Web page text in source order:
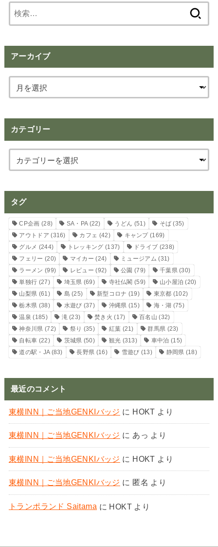
索:
アーカイブ
カテゴリー
タグ
CP企画 (28) SA・PA(22) うどん (51) そば (35)
アウトドア (316) カフェ (42) キャンプ(169)
グルメ (244) トレッキング (137) ドライブ (238)
フェリー (20) マイカー (24) ミュージアム (31)
ラーメン (99) レビュー (92) 公園 (79) 千葉県(30)
単独行 (27) 埼玉県 (69) 寺社仏閣 (59) 山小屋泊 (20)
山梨県 (61) 島 (25) 新型コロナ (19) 東京都 (102)
栃木県 (38) 水遊び (37) 沖縄県 (15) 海・湖 (75)
温泉 (185) 滝(23) 焚き火 (17) 百名山 (32)
神奈川県 (72) 祭り (35) 紅葉 (21) 群馬県 (23)
自転車 (22) 茨城県 (50) 観光 (313) 車中泊 (15)
道の駅・JA(83) 長野県 (16) 雪遊び (13) 静岡県 (18)
最近のコメント
東横INN｜ご当地GENKIバッジ に HOKT より
東横INN｜ご当地GENKIバッジ に あっ より
東横INN｜ご当地GENKIバッジ に HOKT より
東横INN｜ご当地GENKIバッジ に 匿名 より
トランポランド Saitama に HOKT より